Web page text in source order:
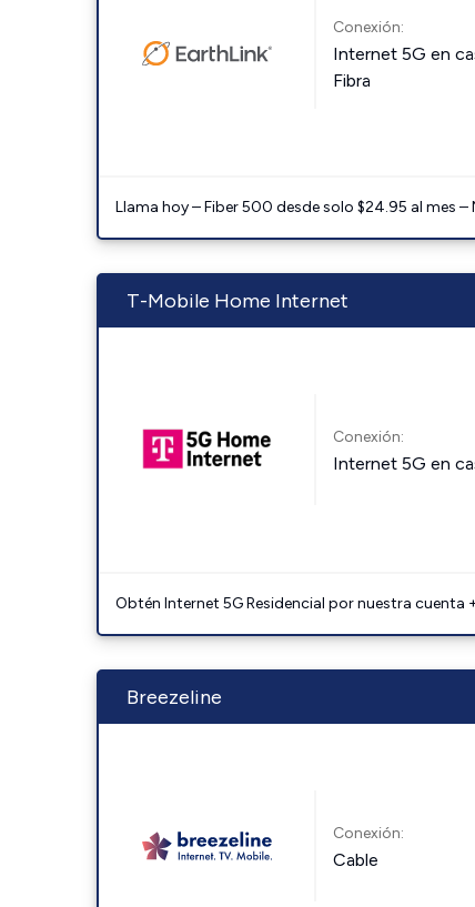
Conexión:
Internet 5G en
Fibra
Llama hoy – Fiber 500 desde solo $24.95 al mes
T-Mobile Home Internet
Conexión:
Internet 5G en
Obtén Internet 5G Residencial por nuestra cuenta
Breezeline
Conexión:
Cable